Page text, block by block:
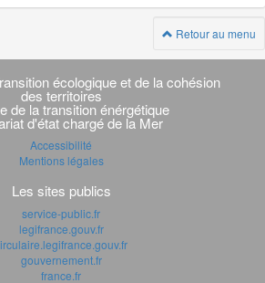
Retour au menu
écologique et de la cohésion
des territoires
de la transition énérgétique
d'état chargé de la Mer
Accessibilité
Mentions légales
Les sites publics
service-public.fr
legifrance.gouv.fr
gouvernement.fr
france.fr